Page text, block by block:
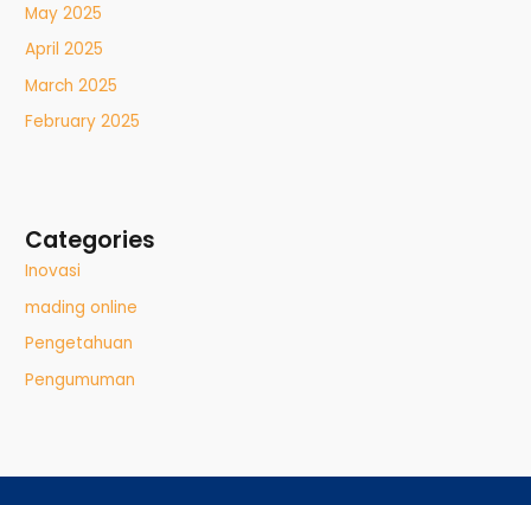
May 2025
April 2025
March 2025
February 2025
Categories
Inovasi
mading online
Pengetahuan
Pengumuman